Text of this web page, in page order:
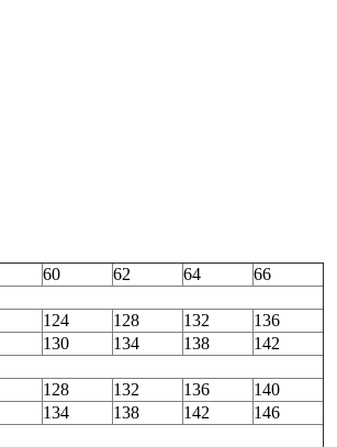
60 62 64
66
124 128 132
136
130 134 138
142
128 132 136
140
134 138 142
146